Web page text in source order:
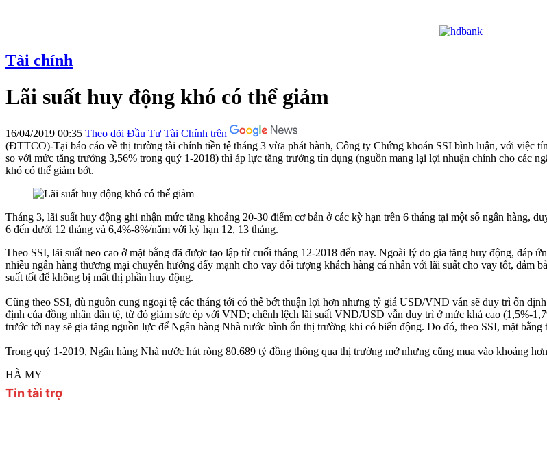
Tài chính
Lãi suất huy động khó có thể giảm
16/04/2019 00:35 Theo dõi Đầu Tư Tài Chính trên
(ĐTTCO)-Tại báo cáo về thị trường tài chính tiền tệ tháng 3 vừa phát hành, Công ty Chứng khoán SSI bình luận, với việc
so với mức tăng trưởng 3,56% trong quý 1-2018) thì áp lực tăng trưởng tín dụng (nguồn mang lại lợi nhuận chính cho các
khó có thể giảm bớt.
Tháng 3, lãi suất huy động ghi nhận mức tăng khoảng 20-30 điểm cơ bản ở các kỳ hạn trên 6 tháng tại một số ngân hàng,
6 đến dưới 12 tháng và 6,4%-8%/năm với kỳ hạn 12, 13 tháng.
Theo SSI, lãi suất neo cao ở mặt bằng đã được tạo lập từ cuối tháng 12-2018 đến nay. Ngoài lý do gia tăng huy động, đáp
nhiều ngân hàng thương mại chuyển hướng đẩy mạnh cho vay đối tượng khách hàng cá nhân với lãi suất cho vay tốt, đảm
suất tốt để không bị mất thị phần huy động.
Cũng theo SSI, dù nguồn cung ngoại tệ các tháng tới có thể bớt thuận lợi hơn nhưng tỷ giá USD/VND vẫn sẽ duy trì ổn
định của đồng nhân dân tệ, từ đó giảm sức ép với VND; chênh lệch lãi suất VND/USD vẫn duy trì ở mức khá cao (1,5%-
trước tới nay sẽ gia tăng nguồn lực để Ngân hàng Nhà nước bình ổn thị trường khi có biến động. Do đó, theo SSI, mặt
Trong quý 1-2019, Ngân hàng Nhà nước hút ròng 80.689 tỷ đồng thông qua thị trường mở nhưng cũng mua vào khoảng
HÀ MY